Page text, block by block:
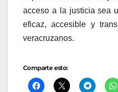
acceso a la justicia sea
eficaz, accesible y
veracruzanos.
Comparte esto: